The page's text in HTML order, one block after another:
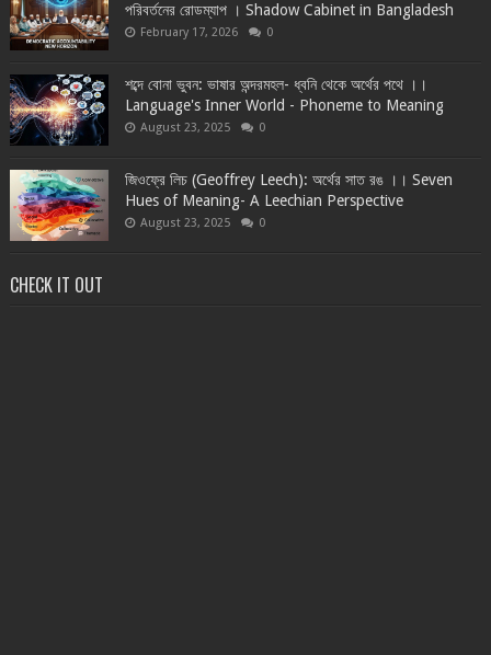
পরিবর্তনের রোডম্যাপ । Shadow Cabinet in Bangladesh
February 17, 2026 0
শব্দে বোনা ভুবন: ভাষার অন্দরমহল- ধ্বনি থেকে অর্থের পথে ।।
Language's Inner World - Phoneme to Meaning
August 23, 2025 0
জিওফ্রে লিচ (Geoffrey Leech): অর্থের সাত রঙ ।। Seven
Hues of Meaning- A Leechian Perspective
August 23, 2025 0
CHECK IT OUT